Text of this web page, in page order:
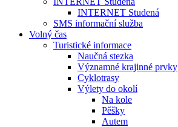
INTERNET Studená
SMS informační služba
Volný čas
Turistické informace
Naučná stezka
Významné krajinné prvky
Cyklotrasy
Výlety do okolí
Na kole
Pěšky
Autem